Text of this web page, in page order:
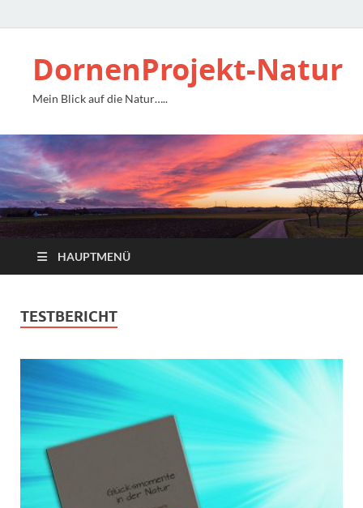
DornenProjekt-Natur
Mein Blick auf die Natur…..
HAUPTMENÜ
TESTBERICHT